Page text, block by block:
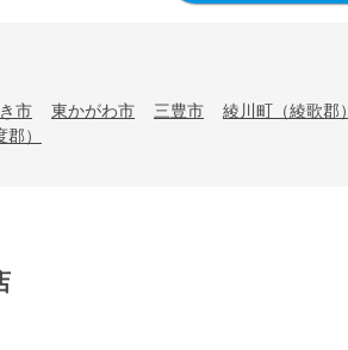
市 東かがわ市 三豊市
綾川町（綾歌郡）
）